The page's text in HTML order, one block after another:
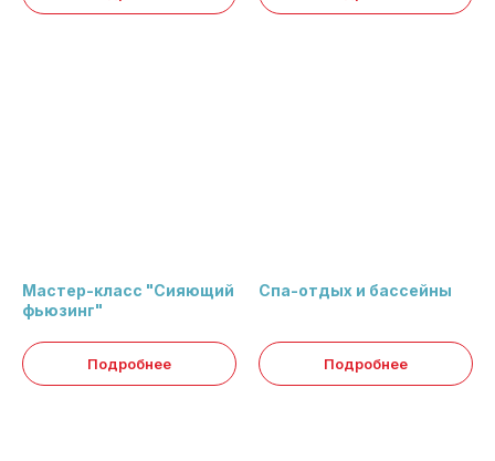
Мастер-класс "Сияющий
фьюзинг"
Подробнее
Спа-отдых и бассейны
Подробнее